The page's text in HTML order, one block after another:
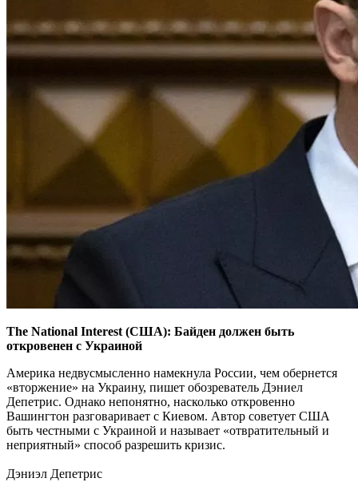
The National Interest (США): Байден должен быть
откровенен с Украиной
Америка недвусмысленно намекнула России, чем обернется
«вторжение» на Украину, пишет обозреватель Дэниел
Депетрис. Однако непонятно, насколько откровенно
Вашингтон разговаривает с Киевом. Автор советует США
быть честными с Украиной и называет «отвратительный и
неприятный» способ разрешить кризис.
Дэниэл Депетрис